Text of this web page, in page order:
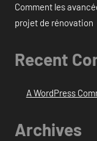
Comment les
projet de rénovation
Recent
A WordPress
Archives